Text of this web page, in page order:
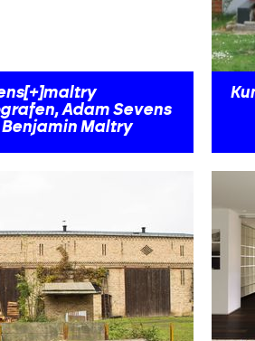
Adam Sevens
Maltry